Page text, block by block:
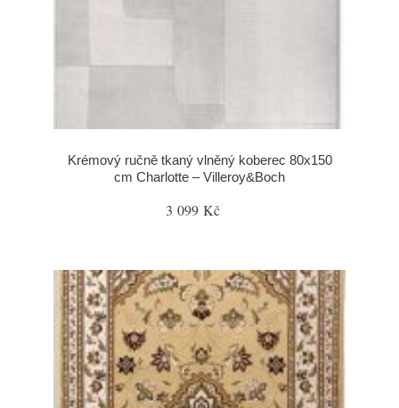
Krémový ručně tkaný vlněný koberec 80x150
cm Charlotte – Villeroy&Boch
3 099 Kč